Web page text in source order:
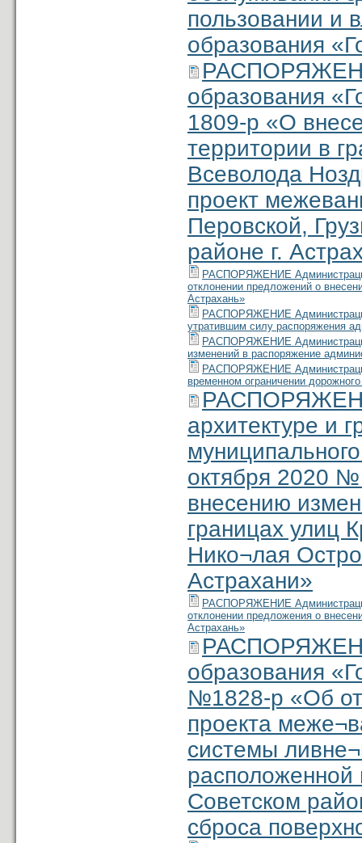
пользовании и
образования
образования
1809-р «О
территории в
Всеволода
проект
Перовской,
районе г.
РАСПОРЯЖЕНИЕ Администрации
отклонении предложений о
Астрахань»
РАСПОРЯЖЕНИЕ Администрации
утратившим силу распоряжения
РАСПОРЯЖЕНИЕ Администрации
изменений в распоряжение
РАСПОРЯЖЕНИЕ
временном ограничении
архитектуре и
октября 2020
внесению
границах улиц
Нико¬лая
Астрахани»
РАСПОРЯЖЕНИЕ Администрации
отклонении предложения о
Астрахань»
образования
№1828-р «Об
проекта
системы
расположенной
Советском
сброса